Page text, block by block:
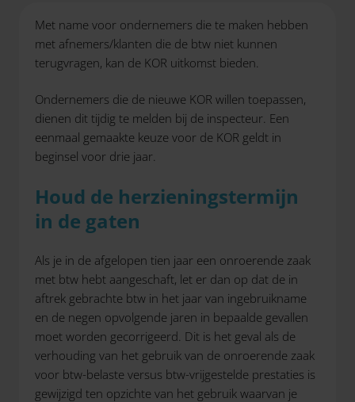
Met name voor ondernemers die te maken hebben
met afnemers/klanten die de btw niet kunnen
terugvragen, kan de KOR uitkomst bieden.
Ondernemers die de nieuwe KOR willen toepassen,
dienen dit tijdig te melden bij de inspecteur. Een
eenmaal gemaakte keuze voor de KOR geldt in
beginsel voor drie jaar.
Houd de herzieningstermijn
in de gaten
Als je in de afgelopen tien jaar een onroerende zaak
met btw hebt aangeschaft, let er dan op dat de in
aftrek gebrachte btw in het jaar van ingebruikname
en de negen opvolgende jaren in bepaalde gevallen
moet worden gecorrigeerd. Dit is het geval als de
verhouding van het gebruik van de onroerende zaak
voor btw-belaste versus btw-vrijgestelde prestaties is
gewijzigd ten opzichte van het gebruik waarvan je